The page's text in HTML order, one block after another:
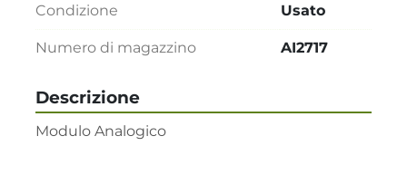
Descrizione
Modulo Analogico
Condizione Usato
Numero di magazzino AI2717